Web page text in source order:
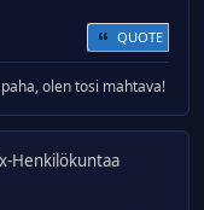
QUOTE
olen tosi mahtava!
Henkilökuntaa